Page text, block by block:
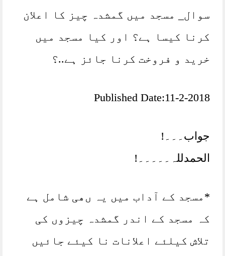
سوال_ مسجد میں گمشدہ چیز کا اعلان
کرنا کیسا ہے؟ اور کیا مسجد میں
خرید و فروخت کرنا جائز ہے..؟
Published Date:11-2-2018
جواب۔۔۔!
الحمدللہ۔۔۔۔۔!
*مسجد کے آداب میں یہ ںھی شامل ہے
کہ مسجد کے اندر گمشدہ چیزوں کی
تلاش کیلئے اعلانات نا کیئے جائیں